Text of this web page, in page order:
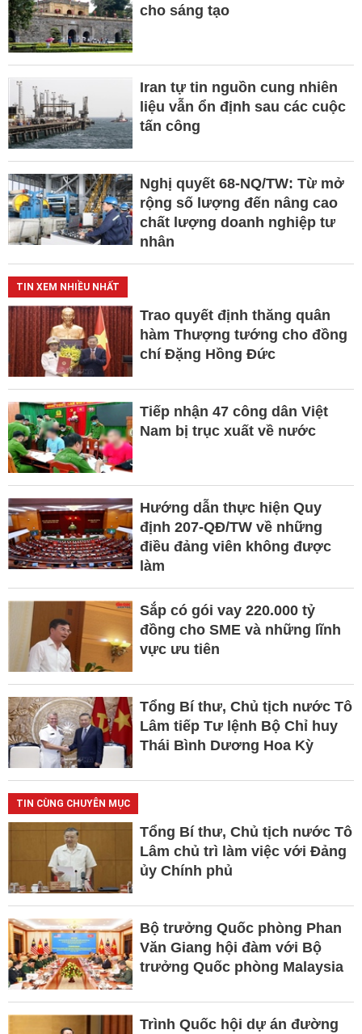
cho sáng tạo
Iran tự tin nguồn cung nhiên
liệu vẫn ổn định sau các cuộc
tấn công
Nghị quyết 68-NQ/TW: Từ mở
rộng số lượng đến nâng cao
chất lượng doanh nghiệp tư
nhân
TIN XEM NHIỀU NHẤT
Trao quyết định thăng quân
hàm Thượng tướng cho đồng
chí Đặng Hồng Đức
Tiếp nhận 47 công dân Việt
Nam bị trục xuất về nước
Hướng dẫn thực hiện Quy
định 207-QĐ/TW về những
điều đảng viên không được
làm
Sắp có gói vay 220.000 tỷ
đồng cho SME và những lĩnh
vực ưu tiên
Tổng Bí thư, Chủ tịch nước Tô
Lâm tiếp Tư lệnh Bộ Chỉ huy
Thái Bình Dương Hoa Kỳ
TIN CÙNG CHUYÊN MỤC
Tổng Bí thư, Chủ tịch nước Tô
Lâm chủ trì làm việc với Đảng
ủy Chính phủ
Bộ trưởng Quốc phòng Phan
Văn Giang hội đàm với Bộ
trưởng Quốc phòng Malaysia
Trình Quốc hội dự án đường